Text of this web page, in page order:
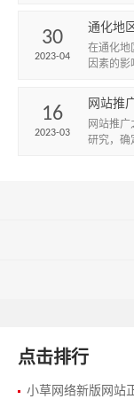
30
2023-04
通化地
在通化地
因素的影
一阐述。
16
2023-03
网站推
网站推广
研究，确
点击排行
小草网络新版网站